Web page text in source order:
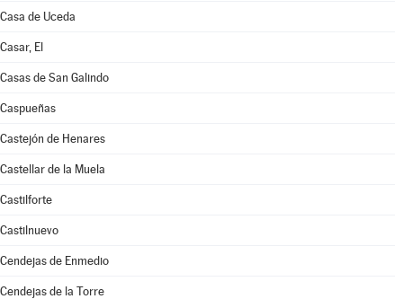
Casa de Uceda
Casar, El
Casas de San Galindo
Caspueñas
Castejón de Henares
Castellar de la Muela
Castilforte
Castilnuevo
Cendejas de Enmedio
Cendejas de la Torre